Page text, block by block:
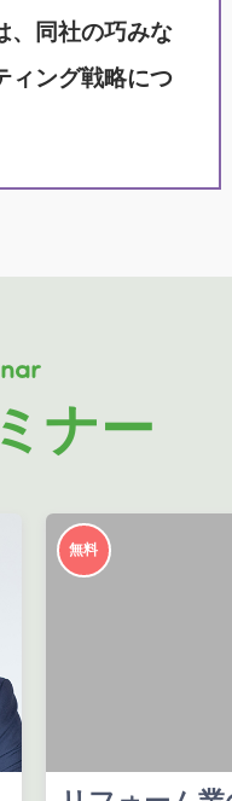
、同社の巧みな
ィング戦略につ
ナー
無料